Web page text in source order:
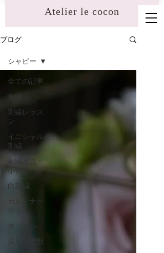
​Atelier le cocon
ブログ
全ての記事
刺繍
刺繍レッス
ン
イニシャル
刺繍
刺繍雑貨・
小物
白刺繍
カルトナー
タッセル
美女と野獣
シャビー